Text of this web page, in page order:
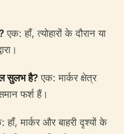
एक: हाँ, त्योहारों के दौरान या
सुलभ है? एक: मार्कर क्षेत्र
फर्श हैं।
हाँ, मार्कर और बाहरी दृश्यों के